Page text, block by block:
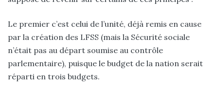
Le premier c’est celui de l’unité, déjà remis en cause
par la création des LFSS (mais la Sécurité sociale
n’était pas au départ soumise au contrôle
parlementaire), puisque le budget de la nation serait
réparti en trois budgets.